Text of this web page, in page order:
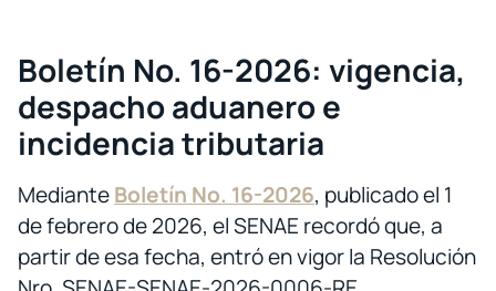
Boletín No. 16-2026: vigencia,
despacho aduanero e
incidencia tributaria
MedianteBoletín No. 16-2026, publicado el 1
de febrero de 2026, el SENAE recordó que, a
partir de esa fecha, entró en vigor la Resolución